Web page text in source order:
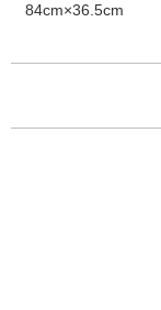
84cm×36.5cm